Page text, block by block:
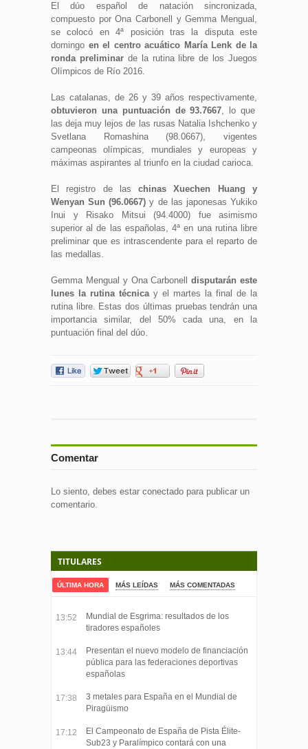
El dúo español de natación sincronizada,
compuesto por Ona Carbonell y Gemma Mengual,
se colocó en 4ª posición tras la disputa este
domingo en el centro acuático María Lenk de la
ronda preliminarde la rutina libre de los Juegos
Olímpicos de Río 2016.
Las catalanas, de 26 y 39 años respectivamente,
obtuvieron una puntuación de 93.7667, lo que
las deja muy lejos de las rusas Natalia Ishchenko y
Svetlana Romashina (98.0667), vigentes
campeonas olímpicas, mundiales y europeas y
máximas aspirantes al triunfo en la ciudad carioca.
El registro de laschinas Xuechen Huang y
Wenyan Sun (96.0667) y de las japonesas Yukiko
Inui y Risako Mitsui (94.4000) fue asimismo
superior al de las españolas, 4ª en una rutina libre
preliminar que es intrascendente para el reparto de
las medallas.
Gemma Mengual y Ona Carbonell
disputarán este
lunes la rutina técnicay el martes la final de la
rutina libre. Estas dos últimas pruebas tendrán una
importancia similar, del 50% cada una, en la
puntuación final del dúo.
Comentar
Lo siento, debes estar conectado para publicar un
comentario.
TITULARES
ÚLTIMA HORA MÁS LEÍDAS MÁS COMENTADAS
13:52
Mundial de Esgrima: resultados de los
tiradores españoles
13:44
Presentan el nuevo modelo de financiación
pública para las federaciones deportivas
españolas
17:38
3 metales para España en el Mundial de
Piragüismo
17:12
El Campeonato de España de Pista Élite-
Sub23 y Paralímpico contará con una